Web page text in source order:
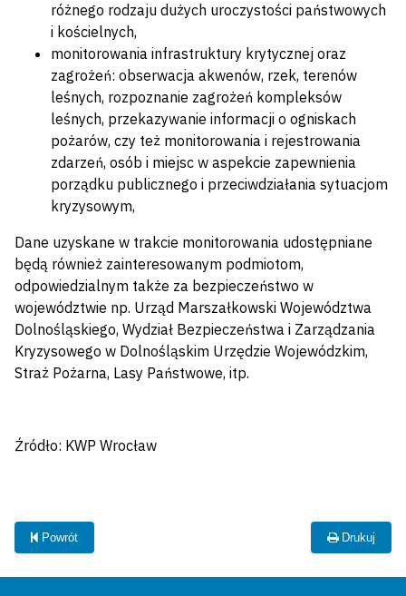
różnego rodzaju dużych uroczystości państwowych
i kościelnych,
monitorowania infrastruktury krytycznej oraz
zagrożeń: obserwacja akwenów, rzek, terenów
leśnych, rozpoznanie zagrożeń kompleksów
leśnych, przekazywanie informacji o ogniskach
pożarów, czy też monitorowania i rejestrowania
zdarzeń, osób i miejsc w aspekcie zapewnienia
porządku publicznego i przeciwdziałania sytuacjom
kryzysowym,
Dane uzyskane w trakcie monitorowania udostępniane
będą również zainteresowanym podmiotom,
odpowiedzialnym także za bezpieczeństwo w
województwie np. Urząd Marszałkowski Województwa
Dolnośląskiego, Wydział Bezpieczeństwa i Zarządzania
Kryzysowego w Dolnośląskim Urzędzie Wojewódzkim,
Straż Pożarna, Lasy Państwowe, itp.
Źródło: KWP Wrocław
Powrót Drukuj